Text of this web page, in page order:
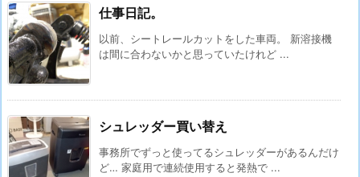
仕事日記。
以前、シートレールカットをした車両。 新溶接機
は間に合わないかと思っていたけれど ...
シュレッダー買い替え
事務所でずっと使ってるシュレッダーがあるんだけ
ど… 家庭用で連続使用すると発熱で ...